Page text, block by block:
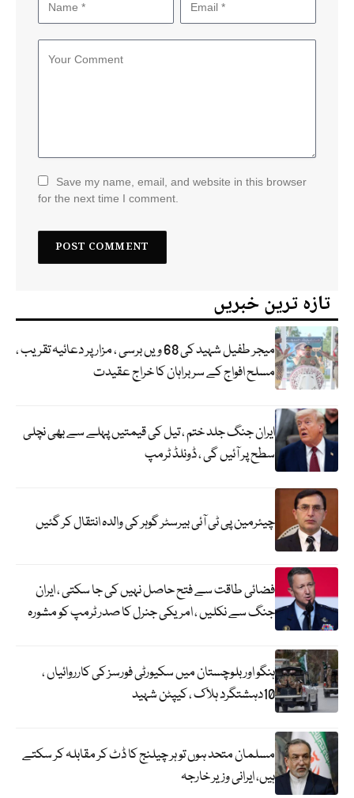
Save my name, email, and website in this browser
for the next time I comment.
تازہ ترین خبریں
میجر طفیل شہید کی 68 ویں برسی ، مزار پر دعائیہ تقریب ،
مسلح افواج کے سربراہان کا خراج عقیدت
ایران جنگ جلد ختم ، تیل کی قیمتیں پہلے سے بھی نچلی
سطح پر آئیں گی ، ڈونلڈ ٹرمپ
چیئرمین پی ٹی آئی بیرسٹر گوہر کی والدہ انتقال کر گئیں
فضائی طاقت سے فتح حاصل نہیں کی جا سکتی ، ایران
جنگ سے نکلیں ، امریکی جنرل کا صدر ٹرمپ کو مشورہ
ہنگو اور بلوچستان میں سکیورٹی فورسز کی کارروائیاں ،
10دہشتگرد ہلاک ، کیپٹن شہید
مسلمان متحد ہوں تو ہر چیلنج کا ڈٹ کر مقابلہ کر سکتے
ہیں، ایرانی وزیر خارجہ